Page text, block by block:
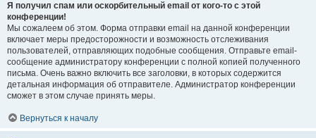
Я получил спам или оскорбительный email от кого-то с этой
конференции!
Мы сожалеем об этом. Форма отправки email на данной конференции
включает меры предосторожности и возможность отслеживания
пользователей, отправляющих подобные сообщения. Отправьте email-
сообщение администратору конференции с полной копией полученного
письма. Очень важно включить все заголовки, в которых содержится
детальная информация об отправителе. Администратор конференции
сможет в этом случае принять меры.
Вернуться к началу